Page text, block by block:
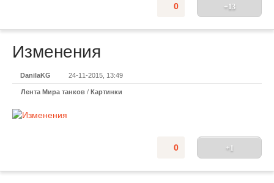
+13
0
Изменения
DanilaKG 24-11-2015, 13:49
Лента Мира танков / Картинки
+1
0